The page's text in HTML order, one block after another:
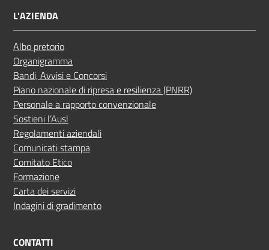
L'AZIENDA
Albo pretorio
Organigramma
Bandi, Avvisi e Concorsi
Piano nazionale di ripresa e resilienza (PNRR)
Personale a rapporto convenzionale
Sostieni l’Ausl
Regolamenti aziendali
Comunicati stampa
Comitato Etico
Formazione
Carta dei servizi
Indagini di gradimento
CONTATTI